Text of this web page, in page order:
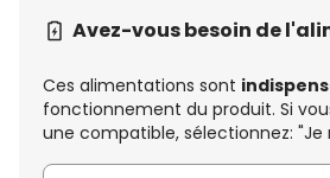
Avez-vous besoin de
Ces alimentations sont
fonctionnement du produit. Si
une compatible, sélectionnez: "Je